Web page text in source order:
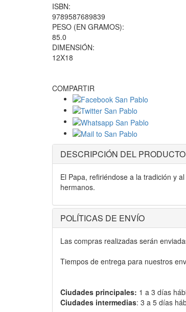
ISBN:
9789587689839
PESO (EN GRAMOS):
85.0
DIMENSIÓN:
12X18
COMPARTIR
DESCRIPCIÓN DEL PRODUCTO
El Papa, refiriéndose a la tradición y
hermanos.
POLÍTICAS DE ENVÍO
Las compras realizadas serán
Tiempos de entrega para nuestros
Ciudades principales: 1 a 3 días
Ciudades intermedias: 3 a 5 días